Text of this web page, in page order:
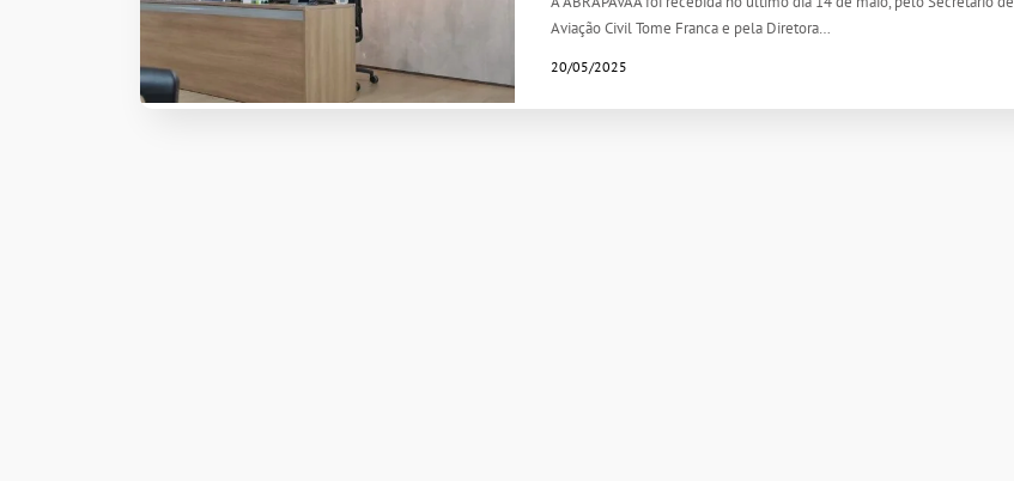
Aviação Civil Tome Franca e pela Diretora…
20/05/2025